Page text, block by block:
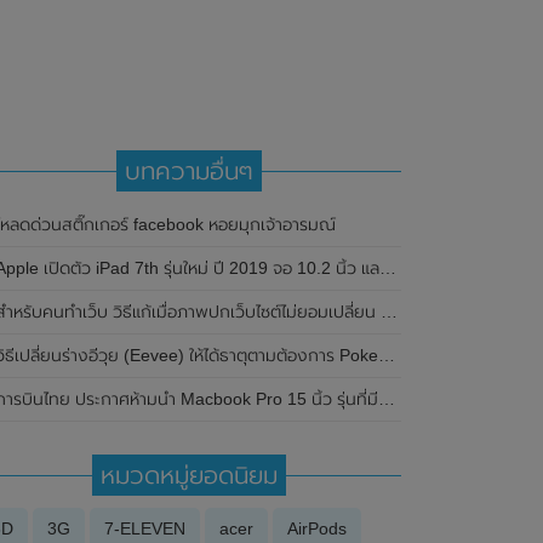
บทความอื่นๆ
หลดด่วนสติ๊กเกอร์ facebook หอยมุกเจ้าอารมณ์
เปิดตัว iPad 7th รุ่นใหม่ ปี 2019 จอ 10.2 นิ้ว และข้อมูลราคาหลังเปิดตัว
หรับคนทำเว็บ วิธีแก้เมื่อภาพปกเว็บไซต์ไม่ยอมเปลี่ยน เวลาแชร์ลง Facebook
ธีเปลี่ยนร่างอีวุย (Eevee) ให้ได้ธาตุตามต้องการ Pokemon Go
รบินไทย ประกาศห้ามนำ Macbook Pro 15 นิ้ว รุ่นที่มีปัญหาแบตเตอรี่ขึ้นเครื่อง
หมวดหมู่ยอดนิยม
3G 7-ELEVEN acer AirPods